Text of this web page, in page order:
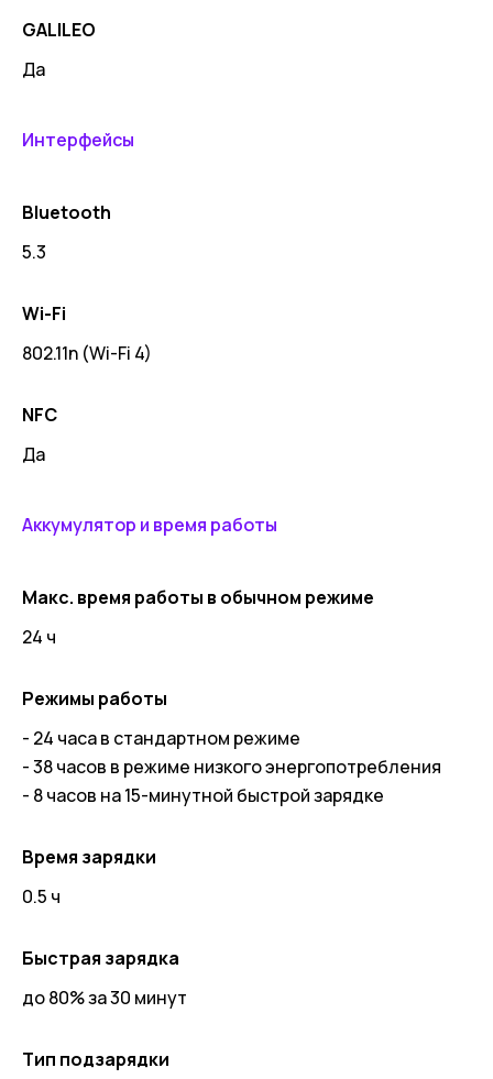
GALILEO
Да
Интерфейсы
Bluetooth
5.3
Wi-Fi
802.11n (Wi-Fi 4)
NFC
Да
Аккумулятор и время работы
Макс. время работы в обычном режиме
24 ч
Режимы работы
- 24 часа в стандартном режиме
- 38 часов в режиме низкого энергопотребления
- 8 часов на 15-минутной быстрой зарядке
Время зарядки
0.5 ч
Быстрая зарядка
до 80% за 30 минут
Тип подзарядки